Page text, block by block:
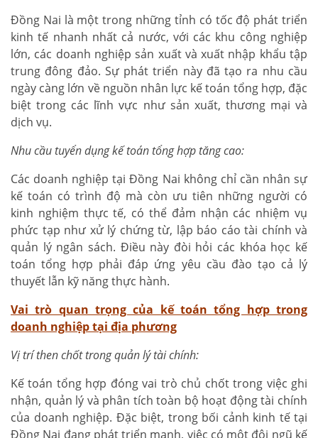
Đồng Nai là một trong những tỉnh có tốc độ phát triển
kinh tế nhanh nhất cả nước, với các khu công nghiệp
lớn, các doanh nghiệp sản xuất và xuất nhập khẩu tập
trung đông đảo. Sự phát triển này đã tạo ra nhu cầu
ngày càng lớn về nguồn nhân lực kế toán tổng hợp, đặc
biệt trong các lĩnh vực như sản xuất, thương mại và
dịch vụ.
Nhu cầu tuyển dụng kế toán tổng hợp tăng cao:
Các doanh nghiệp tại Đồng Nai không chỉ cần nhân sự
kế toán có trình độ mà còn ưu tiên những người có
kinh nghiệm thực tế, có thể đảm nhận các nhiệm vụ
phức tạp như xử lý chứng từ, lập báo cáo tài chính và
quản lý ngân sách. Điều này đòi hỏi các khóa học kế
toán tổng hợp phải đáp ứng yêu cầu đào tạo cả lý
thuyết lẫn kỹ năng thực hành.
Vai trò quan trọng của kế toán tổng hợp trong
doanh nghiệp tại địa phương
Vị trí then chốt trong quản lý tài chính:
Kế toán tổng hợp đóng vai trò chủ chốt trong việc ghi
nhận, quản lý và phân tích toàn bộ hoạt động tài chính
của doanh nghiệp. Đặc biệt, trong bối cảnh kinh tế tại
Đồng Nai đang phát triển mạnh, việc có một đội ngũ kế